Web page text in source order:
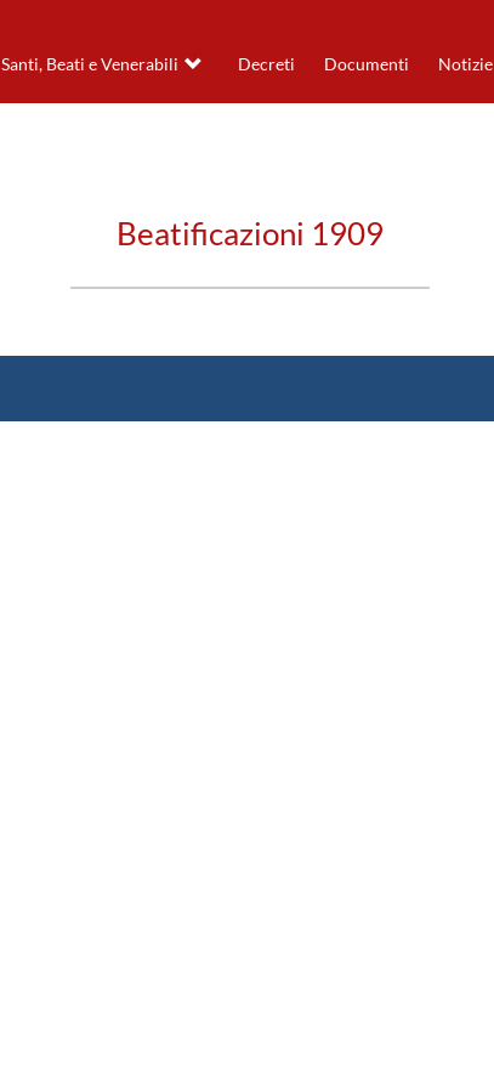
Santi, Beati e Venerabili Decreti Documenti Notizie
Beatificazioni 1909